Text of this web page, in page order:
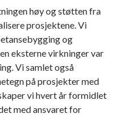
høy og støtten fra
prosjektene. Vi
og
eksterne virkninger var
Vi samlet også
på prosjekter med
vi hvert år formidlet
med ansvaret for